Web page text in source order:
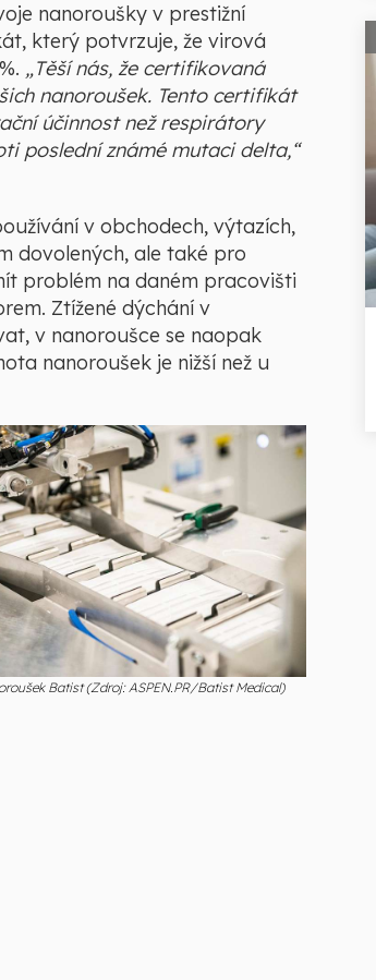
nanoroušky v prestižní
který potvrzuje, že virová
„Těší nás, že certifikovaná
nanoroušek. Tento certifikát
účinnost než respirátory
poslední známé mutaci delta,“
v obchodech, výtazích,
dovolených, ale také pro
problém na daném pracovišti
Ztížené dýchání v
v nanoroušce se naopak
nanoroušek je nižší než u
Batist (Zdroj: ASPEN.PR/Batist Medical)